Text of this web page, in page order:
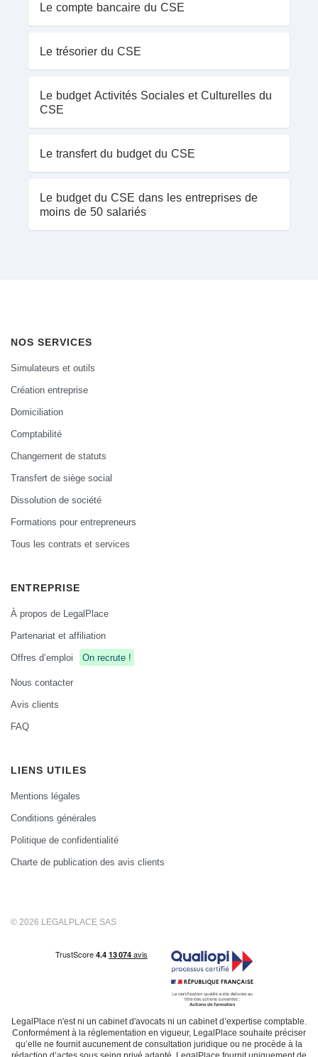
Le compte bancaire du CSE
Le trésorier du CSE
Le budget Activités Sociales et Culturelles du
CSE
Le transfert du budget du CSE
Le budget du CSE dans les entreprises de
moins de 50 salariés
NOS SERVICES
Simulateurs et outils
Création entreprise
Domiciliation
Comptabilité
Changement de statuts
Transfert de siège social
Dissolution de société
Formations pour entrepreneurs
Tous les contrats et services
ENTREPRISE
À propos de LegalPlace
Partenariat et affiliation
Offres d’emploi
On recrute !
Nous contacter
Avis clients
FAQ
LIENS UTILES
Mentions légales
Conditions générales
Politique de confidentialité
Charte de publication des avis clients
© 2026 LEGALPLACE SAS
LegalPlace n'est ni un cabinet d'avocats ni un cabinet d’expertise comptable.
Conformément à la réglementation en vigueur, LegalPlace souhaite préciser
qu’elle ne fournit aucunement de consultation juridique ou ne procède à la